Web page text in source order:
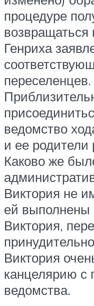
процедуре
Генриха
переселенцев.
ведомство
и ее родители
Каково же
Виктория не
ей выполнены
Виктория,
Виктория
канцелярию с
ведомства.